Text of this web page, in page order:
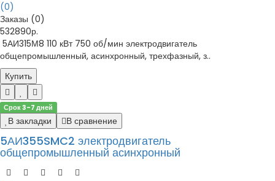
(0)
Заказы (0)
532890р.
5АИ315М8 110 кВт 750 об/мин электродвигатель
общепромышленный, асинхронный, трехфазный, з..
Купить
Срок 3-7 дней
В закладки В сравнение
5АИ355SMC2 электродвигатель
общепромышленный асинхронный